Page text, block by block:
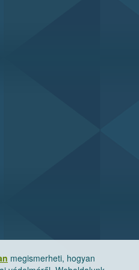
megismerheti, hogyan